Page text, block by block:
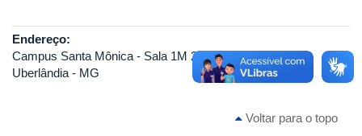
Endereço:
Campus Santa Mônica - Sala 1M 223
Uberlândia - MG
Voltar para o topo